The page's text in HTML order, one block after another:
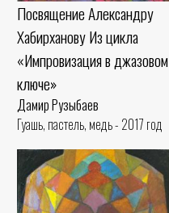
Посвящение Александру
Хабирханову Из цикла
«Импровизация в джазовом
ключе»
Дамир Рузыбаев
Гуашь, пастель, медь - 2017 год